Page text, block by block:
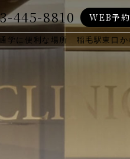
445-8810 WEB予約
通学に便利な場所 稲毛駅東口